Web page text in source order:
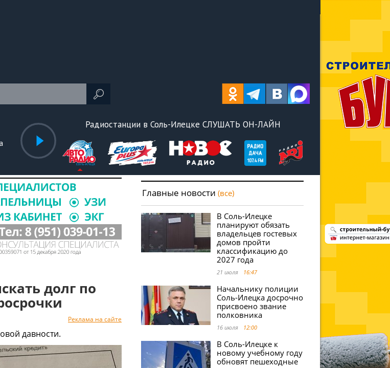
Радиостанции в Соль-Илецке СЛУШАТЬ ОН-ЛАЙН
долг по
Реклама на сайте
давности.
Главные новости (все)
В Соль-Илецке
планируют обязать
владельцев гостевых
домов пройти
классификацию до
2027 года
21 июля 16:47
Начальнику полиции
Соль-Илецка досрочно
присвоено звание
полковника
16 июля 12:00
В Соль-Илецке к
новому учебному году
обновят пешеходные